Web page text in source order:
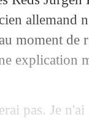
allemand
moment de
explication
pas. Je
désormais
de
signer